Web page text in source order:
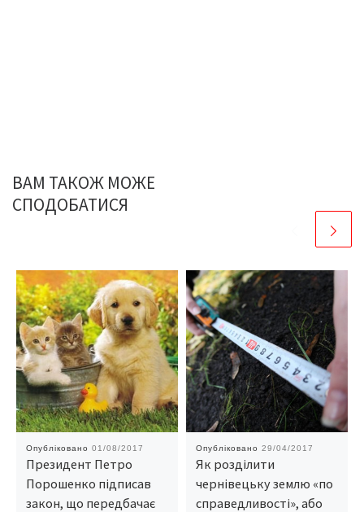
ВАМ ТАКОЖ МОЖЕ
СПОДОБАТИСЯ
Опубліковано 01/08/2017
Президент Петро
Порошенко підписав
закон, що передбачає
Опубліковано 29/04/2017
Як розділити
чернівецьку землю «по
справедливості», або